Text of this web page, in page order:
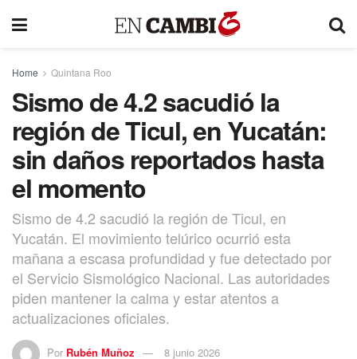
Home Quintana Roo
Sismo de 4.2 sacudió la
región de Ticul, en Yucatán:
sin daños reportados hasta
el momento
Sismo de 4.2 sacudió la región de Ticul, en
Yucatán. El movimiento telúrico ocurrió esta
mañana a escasa profundidad y fue detectado por
el Servicio Sismológico Nacional. Las autoridades
piden mantener la calma y estar atentos a
actualizaciones oficiales.
Por Rubén Muñoz 8 junio 2026